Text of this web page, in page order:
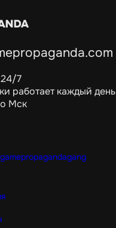
7
работает каждый день
Мск